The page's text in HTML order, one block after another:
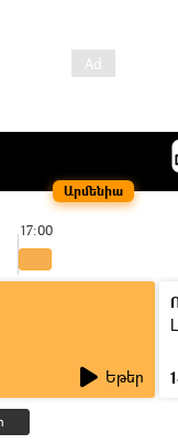
Արմենիա
17:00
Եթեր